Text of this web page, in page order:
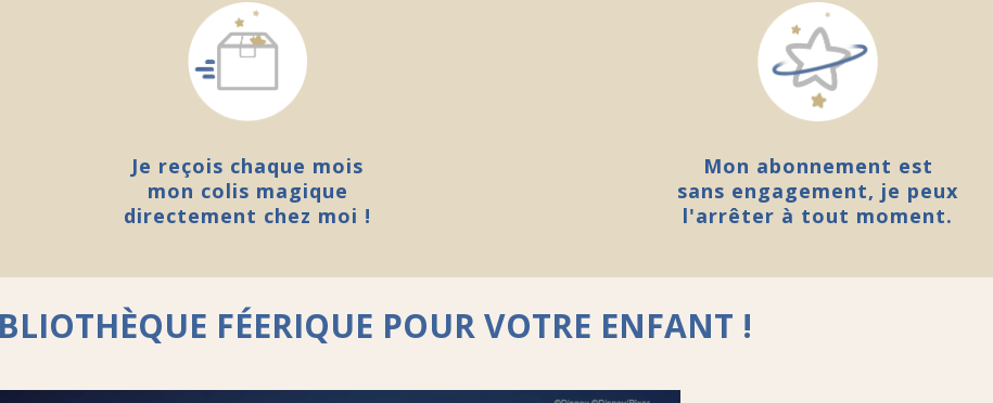
Je reçois chaque mois
mon colis magique
directement chez moi !
Mon abonnement est
sans engagement, je peux
l'arrêter à tout moment.
FÉERIQUE POUR VOTRE ENFANT !